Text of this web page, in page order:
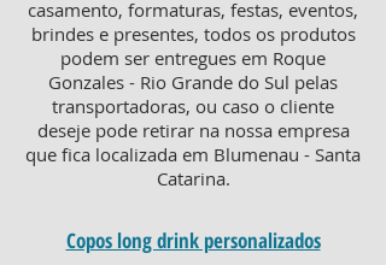
casamento, formaturas, festas, eventos,
brindes e presentes, todos os produtos
podem ser entregues em Roque
Gonzales - Rio Grande do Sul pelas
transportadoras, ou caso o cliente
deseje pode retirar na nossa empresa
que fica localizada em Blumenau - Santa
Catarina.
Copos long drink personalizados